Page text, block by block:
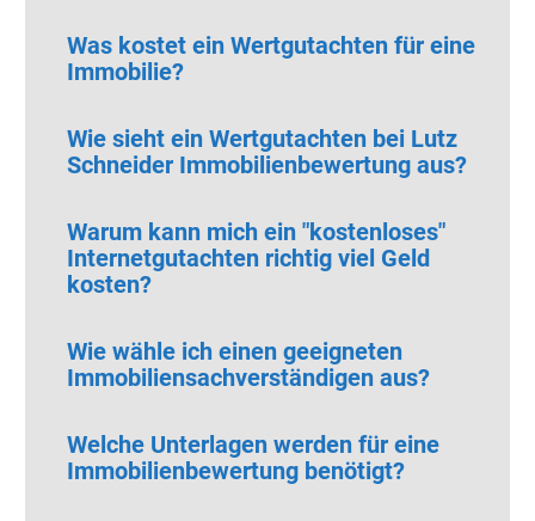
Was kostet ein Wertgutachten für eine
Immobilie?
Wie sieht ein Wertgutachten bei Lutz
Schneider Immobilienbewertung aus?
Warum kann mich ein "kostenloses"
Internetgutachten richtig viel Geld
kosten?
Wie wähle ich einen geeigneten
Immobiliensachverständigen aus?
Welche Unterlagen werden für eine
Immobilienbewertung benötigt?